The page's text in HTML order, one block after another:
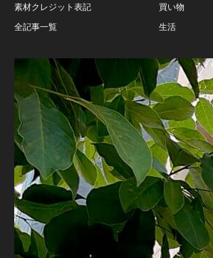
素材クレジット表記
全記事一覧
買い物
生活